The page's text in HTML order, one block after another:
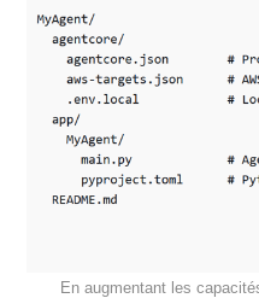
En augmentant les